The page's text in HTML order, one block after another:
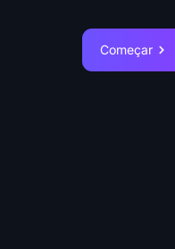
Começar